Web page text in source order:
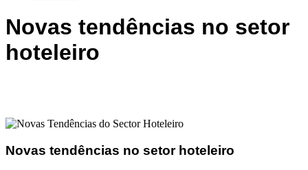
Novas tendências no setor
hoteleiro
Novas tendências no setor hoteleiro